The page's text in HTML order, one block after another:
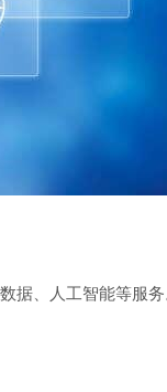
、人工智能等服务